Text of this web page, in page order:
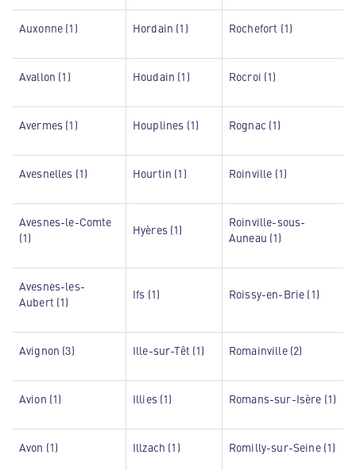
Auxonne (1) Hordain (1) Rochefort (1)
Avallon (1) Houdain (1) Rocroi (1)
Avermes (1) Houplines (1) Rognac (1)
Avesnelles (1) Hourtin (1) Roinville (1)
Avesnes-le-Comte
(1)
Hyères (1)
Roinville-sous-
Auneau (1)
Avesnes-les-
Aubert (1)
Ifs (1) Roissy-en-Brie (1)
Avignon (3) Ille-sur-Têt (1) Romainville (2)
Avion (1) Illies (1) Romans-sur-Isère (1)
Avon (1) Illzach (1) Romilly-sur-Seine (1)